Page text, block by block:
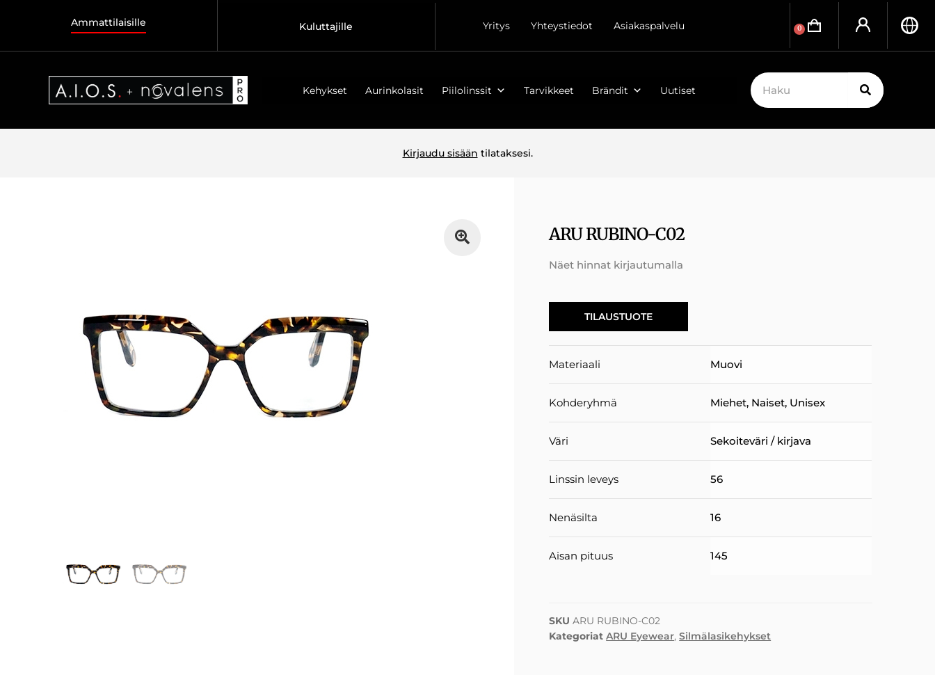
Ammattilaisille Kuluttajille Yritys Yhteystiedot Asiakaspalvelu 0
Kehykset Aurinkolasit Piilolinssit Tarvikkeet Brändit Uutiset
Kirjaudu sisään tilataksesi.
ARU RUBINO-C02
Näet hinnat kirjautumalla
TILAUSTUOTE
Materiaali Muovi
Kohderyhmä Miehet, Naiset, Unisex
Väri Sekoiteväri / kirjava
Linssin leveys 56
Nenäsilta 16
Aisan pituus 145
SKUARU RUBINO-C02
Kategoriat ARU Eyewear,Silmälasikehykset